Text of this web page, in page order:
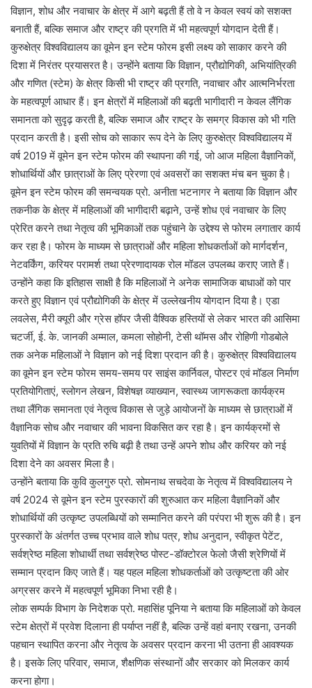
विज्ञान, शोध और नवाचार के क्षेत्र में आगे बढ़ती हैं तो वे न केवल स्वयं को सशक्त
बनाती हैं, बल्कि समाज और राष्ट्र की प्रगति में भी महत्वपूर्ण योगदान देती हैं।
कुरुक्षेत्र विश्वविद्यालय का वूमेन इन स्टेम फोरम इसी लक्ष्य को साकार करने की
दिशा में निरंतर प्रयासरत है। उन्होंने बताया कि विज्ञान, प्रौद्योगिकी, अभियांत्रिकी
और गणित (स्टेम) के क्षेत्र किसी भी राष्ट्र की प्रगति, नवाचार और आत्मनिर्भरता
के महत्वपूर्ण आधार हैं। इन क्षेत्रों में महिलाओं की बढ़ती भागीदारी न केवल लैंगिक
समानता को सुदृढ़ करती है, बल्कि समाज और राष्ट्र के समग्र विकास को भी गति
प्रदान करती है। इसी सोच को साकार रूप देने के लिए कुरुक्षेत्र विश्वविद्यालय में
वर्ष 2019 में वूमेन इन स्टेम फोरम की स्थापना की गई, जो आज महिला वैज्ञानिकों,
शोधार्थियों और छात्राओं के लिए प्रेरणा एवं अवसरों का सशक्त मंच बन चुका है।
वूमेन इन स्टेम फोरम की समन्वयक प्रो. अनीता भटनागर ने बताया कि विज्ञान और
तकनीक के क्षेत्र में महिलाओं की भागीदारी बढ़ाने, उन्हें शोध एवं नवाचार के लिए
प्रेरित करने तथा नेतृत्व की भूमिकाओं तक पहुंचाने के उद्देश्य से फोरम लगातार कार्य
कर रहा है। फोरम के माध्यम से छात्राओं और महिला शोधकर्ताओं को मार्गदर्शन,
नेटवर्किंग, करियर परामर्श तथा प्रेरणादायक रोल मॉडल उपलब्ध कराए जाते हैं।
उन्होंने कहा कि इतिहास साक्षी है कि महिलाओं ने अनेक सामाजिक बाधाओं को पार
करते हुए विज्ञान एवं प्रौद्योगिकी के क्षेत्र में उल्लेखनीय योगदान दिया है। एडा
लवलेस, मैरी क्यूरी और ग्रेस हॉपर जैसी वैश्विक हस्तियों से लेकर भारत की आसिमा
चटर्जी, ई. के. जानकी अम्माल, कमला सोहोनी, टेसी थॉमस और रोहिणी गोडबोले
तक अनेक महिलाओं ने विज्ञान को नई दिशा प्रदान की है। कुरुक्षेत्र विश्वविद्यालय
का वूमेन इन स्टेम फोरम समय-समय पर साइंस कार्निवल, पोस्टर एवं मॉडल निर्माण
प्रतियोगिताएं, स्लोगन लेखन, विशेषज्ञ व्याख्यान, स्वास्थ्य जागरूकता कार्यक्रम
तथा लैंगिक समानता एवं नेतृत्व विकास से जुड़े आयोजनों के माध्यम से छात्राओं में
वैज्ञानिक सोच और नवाचार की भावना विकसित कर रहा है। इन कार्यक्रमों से
युवतियों में विज्ञान के प्रति रुचि बढ़ी है तथा उन्हें अपने शोध और करियर को नई
दिशा देने का अवसर मिला है।
उन्होंने बताया कि कुवि कुलगुरु प्रो. सोमनाथ सचदेवा के नेतृत्व में विश्वविद्यालय ने
वर्ष 2024 से वूमेन इन स्टेम पुरस्कारों की शुरुआत कर महिला वैज्ञानिकों और
शोधार्थियों की उत्कृष्ट उपलब्धियों को सम्मानित करने की परंपरा भी शुरू की है। इन
पुरस्कारों के अंतर्गत उच्च प्रभाव वाले शोध पत्र, शोध अनुदान, स्वीकृत पेटेंट,
सर्वश्रेष्ठ महिला शोधार्थी तथा सर्वश्रेष्ठ पोस्ट-डॉक्टोरल फेलो जैसी श्रेणियों में
सम्मान प्रदान किए जाते हैं। यह पहल महिला शोधकर्ताओं को उत्कृष्टता की ओर
अग्रसर करने में महत्वपूर्ण भूमिका निभा रही है।
लोक सम्पर्क विभाग के निदेशक प्रो. महासिंह पूनिया ने बताया कि महिलाओं को केवल
स्टेम क्षेत्रों में प्रवेश दिलाना ही पर्याप्त नहीं है, बल्कि उन्हें वहां बनाए रखना, उनकी
पहचान स्थापित करना और नेतृत्व के अवसर प्रदान करना भी उतना ही आवश्यक
है। इसके लिए परिवार, समाज, शैक्षणिक संस्थानों और सरकार को मिलकर कार्य
करना होगा।